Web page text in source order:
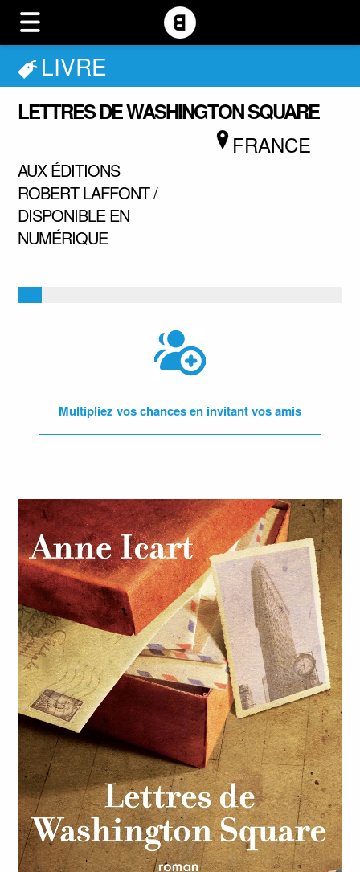
LIVRE
LETTRES DE WASHINGTON SQUARE
FRANCE
AUX ÉDITIONS
ROBERT LAFFONT /
DISPONIBLE EN
NUMÉRIQUE
Multipliez vos chances en invitant vos amis